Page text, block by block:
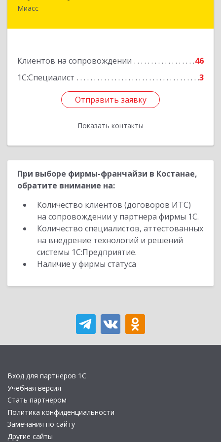
Миасс
Клиентов на сопровождении
46
1С:Специалист
3
Отправить заявку
Показать контакты
456318, Челябинская обл, Миасс г, Жуковского
Отправить заявку
Назад
При выборе фирмы-франчайзи в Костанае,
обратите внимание на:
Количество клиентов (договоров ИТС)
на сопровождении у партнера фирмы 1С.
Количество специалистов, аттестованных
на внедрение технологий и решений
системы 1С:Предприятие.
Наличие у фирмы статуса
Вход для партнеров 1С
Учебная версия
Стать партнером
Политика конфиденциальности
Замечания по сайту
Другие сайты